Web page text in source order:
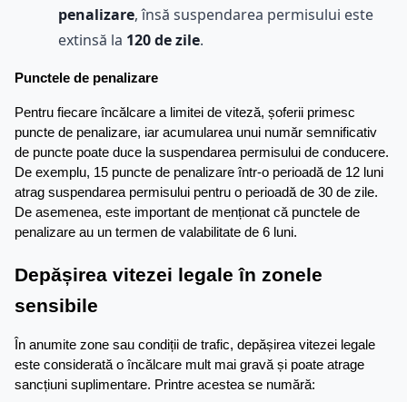
penalizare, însă suspendarea permisului este
extinsă la 120 de zile.
Punctele de penalizare
Pentru fiecare încălcare a limitei de viteză, șoferii primesc
puncte de penalizare, iar acumularea unui număr semnificativ
de puncte poate duce la suspendarea permisului de conducere.
De exemplu, 15 puncte de penalizare într-o perioadă de 12 luni
atrag suspendarea permisului pentru o perioadă de 30 de zile.
De asemenea, este important de menționat că punctele de
penalizare au un termen de valabilitate de 6 luni.
Depășirea vitezei legale în zonele
sensibile
În anumite zone sau condiții de trafic, depășirea vitezei legale
este considerată o încălcare mult mai gravă și poate atrage
sancțiuni suplimentare. Printre acestea se numără: